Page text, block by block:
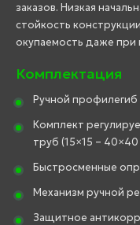
заказов. Низкая
стойкость
окупаемость даже при
Комплектация
Ручной профилегиб
Комплект
труб (15×15 –
Быстросменные
Механизм ручной
Защитное